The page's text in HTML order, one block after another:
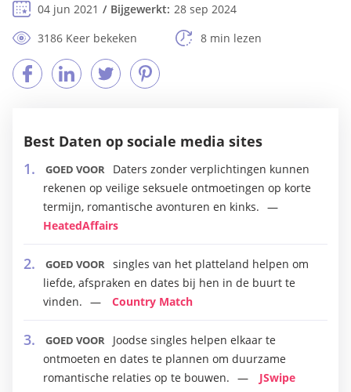
04 jun 2021
Bijgewerkt: 28 sep 2024
3186 Keer bekeken
8 min lezen
Best Daten op sociale media sites
GOED VOOR
Daters zonder verplichtingen kunnen
rekenen op veilige seksuele ontmoetingen op korte
termijn, romantische avonturen en kinks.
HeatedAffairs
GOED VOOR singles van het platteland helpen om
liefde, afspraken en dates bij hen in de buurt te
vinden.
Country Match
GOED VOOR
Joodse singles helpen elkaar te
ontmoeten en dates te plannen om duurzame
romantische relaties op te bouwen.
JSwipe